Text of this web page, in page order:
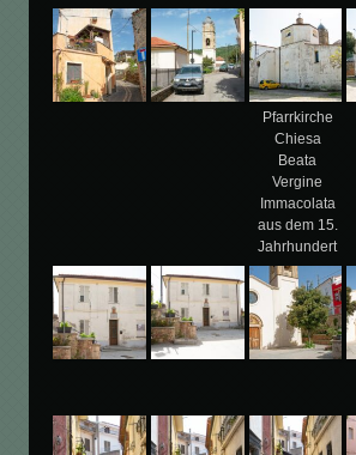
Pfarrkirche
Chiesa
Beata
Vergine
Immacolata
aus dem 15.
Jahrhundert